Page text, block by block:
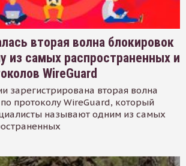
вторая волна блокировок
из самых распространенных и
WireGuard
зарегистрирована вторая волна
протоколу WireGuard, который
называют одним из самых